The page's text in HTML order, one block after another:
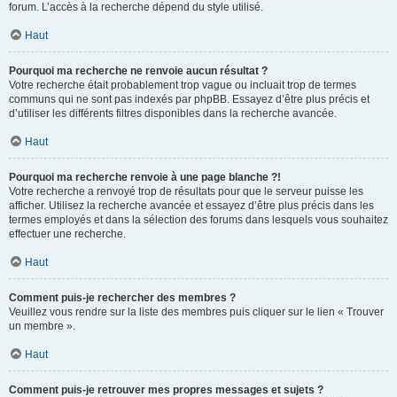
forum. L’accès à la recherche dépend du style utilisé.
Haut
Pourquoi ma recherche ne renvoie aucun résultat ?
Votre recherche était probablement trop vague ou incluait trop de termes
communs qui ne sont pas indexés par phpBB. Essayez d’être plus précis et
d’utiliser les différents filtres disponibles dans la recherche avancée.
Haut
Pourquoi ma recherche renvoie à une page blanche ?!
Votre recherche a renvoyé trop de résultats pour que le serveur puisse les
afficher. Utilisez la recherche avancée et essayez d’être plus précis dans les
termes employés et dans la sélection des forums dans lesquels vous souhaitez
effectuer une recherche.
Haut
Comment puis-je rechercher des membres ?
Veuillez vous rendre sur la liste des membres puis cliquer sur le lien « Trouver
un membre ».
Haut
Comment puis-je retrouver mes propres messages et sujets ?